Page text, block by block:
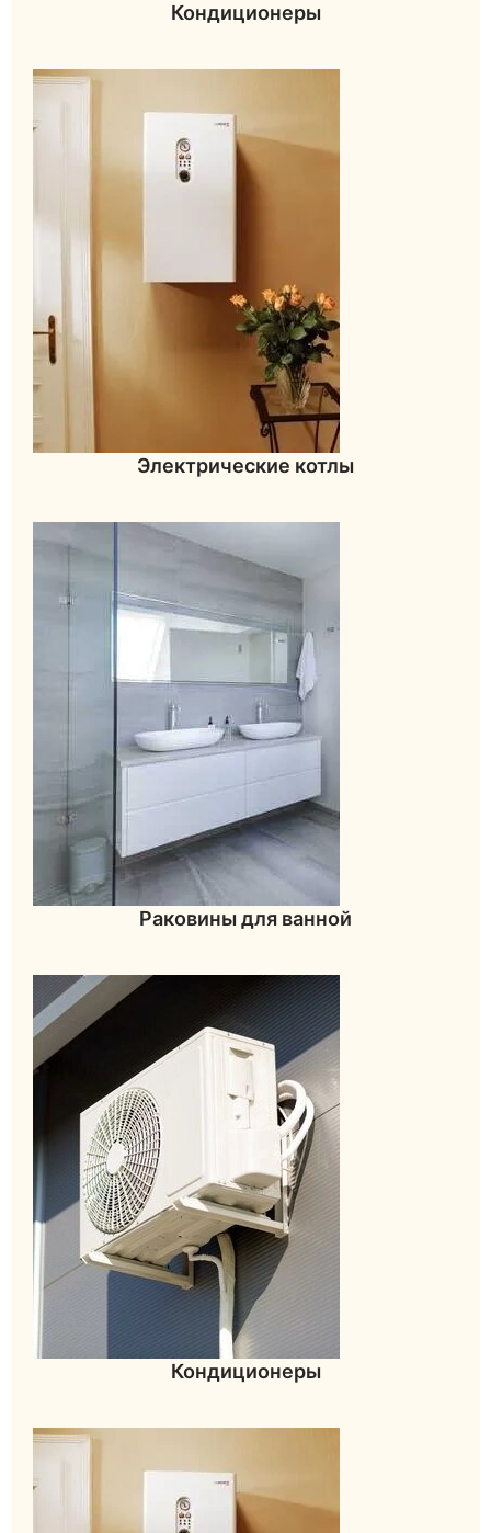
Кондиционеры
Электрические котлы
Раковины для ванной
Кондиционеры